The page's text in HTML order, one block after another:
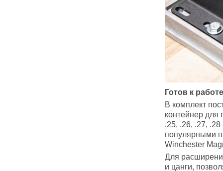
Готов к
В комплект
контейнер для
.25, .26, .27,
популярными
Winchester
Для
и цанги,